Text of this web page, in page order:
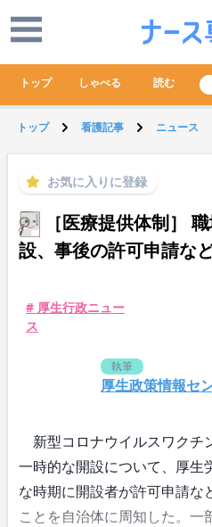
トップ しゃべる 読む
トップ 看護記事 ニュース
お気に入りに登録
［医療提供体制］
設、事後の許可申請な
# 厚生行政ニュー
ス
執筆
厚生政策情報セ
新型コロナウイルスワクチ
一時的な開設について、厚生
な時期に開設者が許可申請な
ことを自治体に周知した。一